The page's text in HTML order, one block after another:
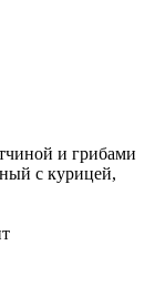
и грибами
с курицей,